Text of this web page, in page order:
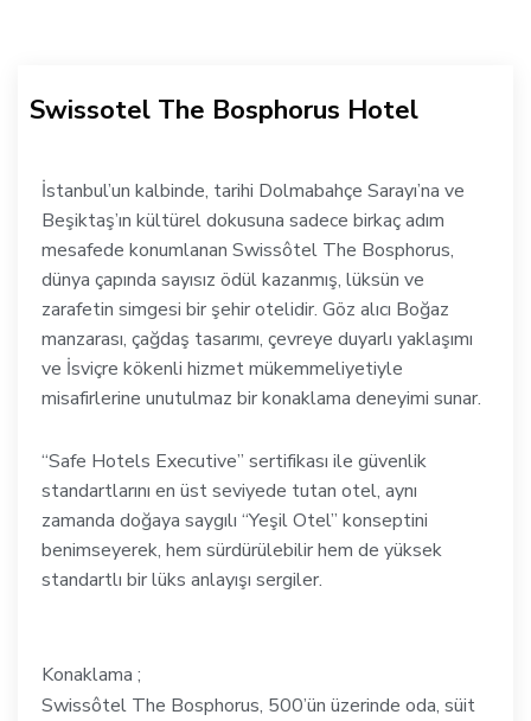
Swissotel The Bosphorus Hotel
İstanbul’un kalbinde, tarihi Dolmabahçe Sarayı’na ve
Beşiktaş’ın kültürel dokusuna sadece birkaç adım
mesafede konumlanan Swissôtel The Bosphorus,
dünya çapında sayısız ödül kazanmış, lüksün ve
zarafetin simgesi bir şehir otelidir. Göz alıcı Boğaz
manzarası, çağdaş tasarımı, çevreye duyarlı yaklaşımı
ve İsviçre kökenli hizmet mükemmeliyetiyle
misafirlerine unutulmaz bir konaklama deneyimi sunar.
“Safe Hotels Executive” sertifikası ile güvenlik
standartlarını en üst seviyede tutan otel, aynı
zamanda doğaya saygılı “Yeşil Otel” konseptini
benimseyerek, hem sürdürülebilir hem de yüksek
standartlı bir lüks anlayışı sergiler.
Konaklama ;
Swissôtel The Bosphorus, 500’ün üzerinde oda, süit